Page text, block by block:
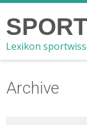
Lexikon
Archive